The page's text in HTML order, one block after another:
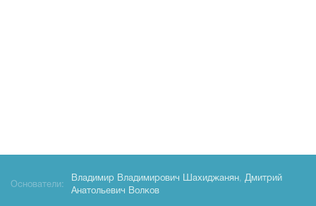
Основатели:
Владимир Владимирович Шахиджанян, Дмитрий
Анатольевич Волков